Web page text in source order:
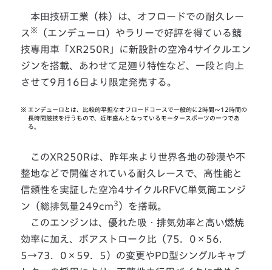
本田技研工業（株）は、オフロードでの耐久レー
ス ※
（エンデューロ）やラリーで好評を得ている競
技専用車「XR250R」に新設計の空冷4サイクルエン
ジンを搭載、あわせて足廻り特性など、一段と向上
させて9月16日より限定発売する。
※ エンデューロとは、比較的平担なオフロードコースで一般的に2時間～12時間の
長時間競技を行うもので、近年盛んとなっているモータースポーツの一つであ
る。
このXR250Rは、昨年来より世界各地の砂漠や不
整地などで開催されている耐久レースで、高性能と
信頼性を実証した空冷4サイクルRFVC単気筒エンジ
ン（総排気量249cm3 ）を搭載。
このエンジンは、優れた吸・排気効率と高い燃焼
効率に加え、ボアストローク比（75．0×56．
5→73．0×59．5）の変更やPD型シングルキャブ